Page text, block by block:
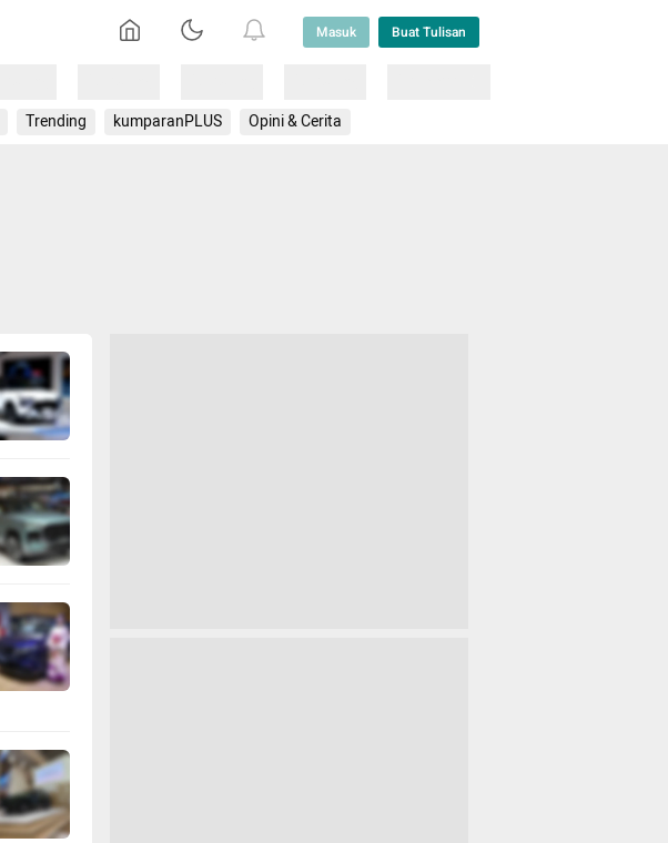
Masuk Buat Tulisan
Trending kumparanPLUS Opini & Cerita